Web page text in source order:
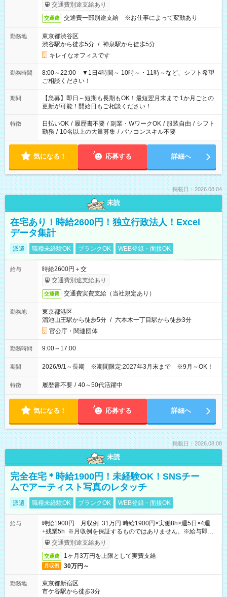
交通費別途支給あり
交通費 交通費一部別途支給 ※お仕事によって変動あり
勤務地
東京都渋谷区
渋谷駅から徒歩5分 / 神泉駅から徒歩5分
キレイなオフィスです
勤務時間
8:00～22:00 ▼1日4時間～ 10時～・11時～など、シフト希望
ご相談ください！
期間
【急募】即日～短期も長期もOK！最短翌月末まで 1か月ごとの
更新が可能！開始日もご相談ください！
特徴 日払いOK / 履歴書不要 / 副業・WワークOK / 服装自由 / シフト
勤務 / 10名以上の大量募集 / パソコンスキル不要
気になる！ 応募する 詳細へ
掲載日：2026.08.04
未読
在宅あり！時給2600円！独立行政法人！Excel
データ集計
派遣 職種未経験OK ブランクOK WEB登録・面接OK
給与
時給2600円＋交
交通費別途支給あり
交通費 交通費実費支給（当社規定あり）
勤務地
東京都港区
溜池山王駅から徒歩5分 / 六本木一丁目駅から徒歩3分
官公庁・関連団体
勤務時間 9:00～17:00
期間 2026/9/1～長期 ※期間限定:2027年3月末まで ※9月～OK！
特徴 履歴書不要 / 40～50代活躍中
気になる！ 応募する 詳細へ
掲載日：2026.08.08
未読
完全在宅＊時給1900円！未経験OK！SNSチー
ムでアーティスト写真のレタッチ
派遣 職種未経験OK ブランクOK WEB登録・面接OK
給与
時給1900円 月収例 31万円 時給1900円×実働8h×週5日×4週
+残業5h ※月収例を保証するものではありません。※給与即受
取りサービス利用可（利用条件有）
交通費別途支給あり
交通費 1ヶ月3万円を上限として実費支給
月収例 30万円～
勤務地
東京都新宿区
市ケ谷駅から徒歩3分